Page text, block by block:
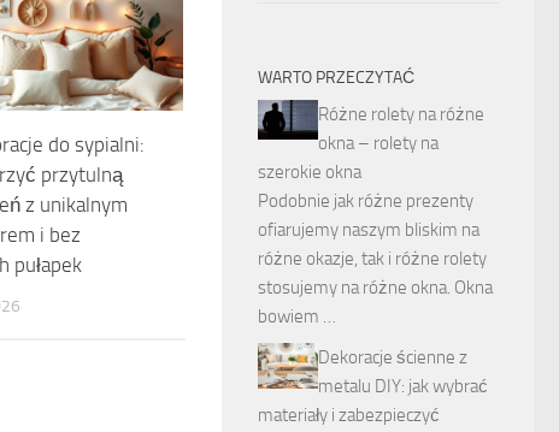
do sypialni:
przytulną
z unikalnym
i bez
pułapek
WARTO PRZECZYTAĆ
Różne rolety na różne
okna – rolety na
szerokie okna
Podobnie jak różne prezenty
ofiarujemy naszym bliskim na
różne okazje, tak i różne rolety
stosujemy na różne okna. Okna
bowiem …
Dekoracje ścienne z
metalu DIY: jak wybrać
materiały i zabezpieczyć